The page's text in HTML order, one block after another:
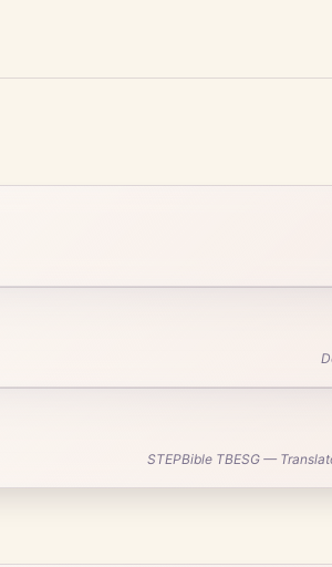
STEPBible TBESG —